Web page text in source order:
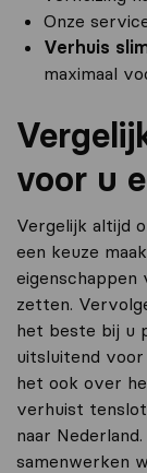
Onze
Verhuis
maximaal
voor u
Vergelijk altijd
een keuze
zetten.
het beste bij u
uitsluitend
het ook over
verhuist
naar
samenwerken